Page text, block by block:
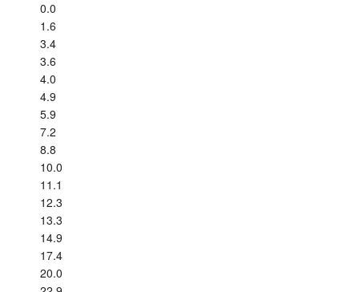
Tutoriels
Assistance
Revendeurs
0.0
1.6
3.4
3.6
4.0
4.9
5.9
7.2
8.8
10.0
11.1
12.3
13.3
14.9
17.4
20.0